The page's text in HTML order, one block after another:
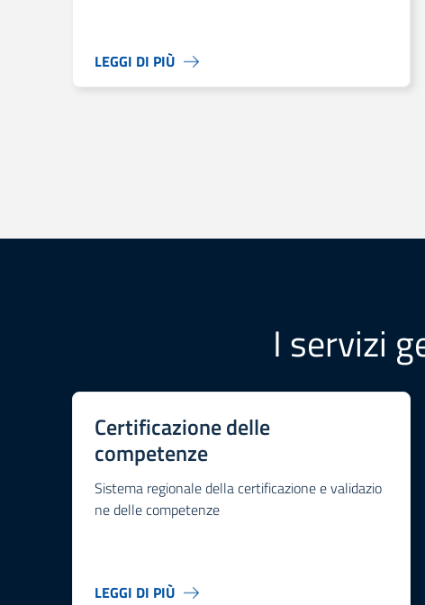
LEGGI DI PIÙ
I servizi
Certificazione delle
competenze
Sistema regionale della certificazione e validazio
ne delle competenze
LEGGI DI PIÙ